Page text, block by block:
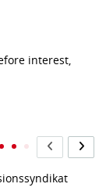
interest,